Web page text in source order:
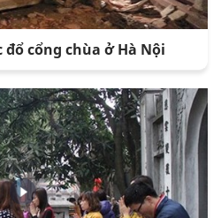
cổng chùa ở Hà Nội